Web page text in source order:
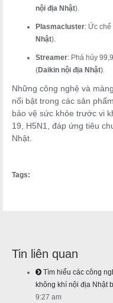
nội địa Nhật).
Plasmacluster: Ức
Nhật).
Streamer: Phá hủy
(Daikin nội địa Nhật).
Những công nghệ và
nổi bật trong các sản
bảo vệ sức khỏe trước vi
19, H5N1, đáp ứng tiêu
Nhật.
Tags:
Tin liên quan
Tìm hiểu các công
không khí nội địa Nhật
9:27 am